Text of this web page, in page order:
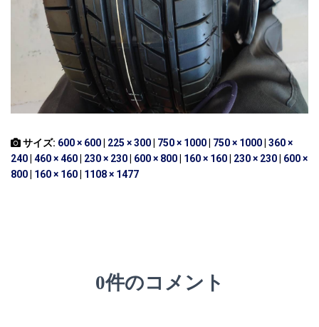
サイズ: 600 × 600 225 × 300 750 × 1000 750 × 1000 360 ×
240 460 × 460 230 × 230 600 × 800 160 × 160 230 × 230
600 ×
800
160 × 160 1108 × 1477
0件のコメント